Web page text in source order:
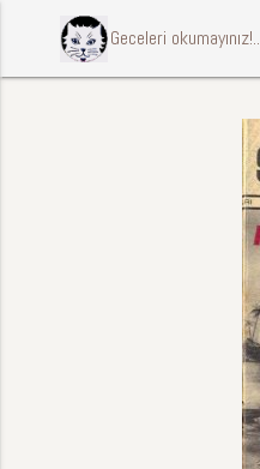
ccccci Geceleri okumayınız!..